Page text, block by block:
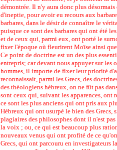
démontrée. Il n'y aura donc plus désormais
d'ineptie, pour avoir eu recours aux
barbares, dans le désir de connaître le
puisque ce sont des barbares qui ont été
et de ceux qui, parmi eux, ont porté le
fixer l'époque où fleurirent Moïse ainsi
Ce point de doctrine est un des plus
entrepris; car devant nous appuyer sur les
hommes, il importe de fixer leur priorité
reconnaissait, parmi les Grecs, des
des théologiens hébreux, on ne fût pas
sont ceux qui, suivant les apparences, ont
ce sont les plus anciens qui ont pris aux
Hébreux qui ont usurpé le bien des Grecs,
plagiaires des philosophes dont il n'est
la voix ; ou, ce qui est beaucoup plus
nouveaux venus qui ont profité de ce
Grecs, qui ont parcouru en investigateurs